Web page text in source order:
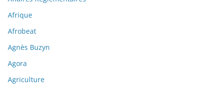
Afrique
Afrobeat
Agnès Buzyn
Agora
Agriculture